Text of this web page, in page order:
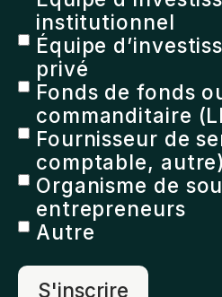
institutionnel
Équipe
privé
Fonds de fonds
commanditaire
Fournisseur de
comptable, autre)
Organisme de
entrepreneurs
Autre